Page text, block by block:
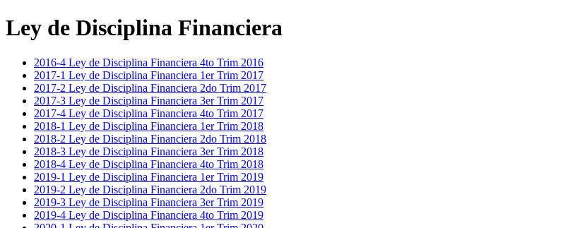
Ley de Disciplina Financiera
2016-4 Ley de Disciplina Financiera 4to Trim 2016
2017-1 Ley de Disciplina Financiera 1er Trim 2017
2017-2 Ley de Disciplina Financiera 2do Trim 2017
2017-3 Ley de Disciplina Financiera 3er Trim 2017
2017-4 Ley de Disciplina Financiera 4to Trim 2017
2018-1 Ley de Disciplina Financiera 1er Trim 2018
2018-2 Ley de Disciplina Financiera 2do Trim 2018
2018-3 Ley de Disciplina Financiera 3er Trim 2018
2018-4 Ley de Disciplina Financiera 4to Trim 2018
2019-1 Ley de Disciplina Financiera 1er Trim 2019
2019-2 Ley de Disciplina Financiera 2do Trim 2019
2019-3 Ley de Disciplina Financiera 3er Trim 2019
2019-4 Ley de Disciplina Financiera 4to Trim 2019